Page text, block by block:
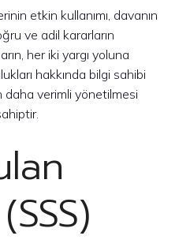
etkin kullanımı, davanın
ve adil kararların
her iki yargı yoluna
hakkında bilgi sahibi
daha verimli yönetilmesi